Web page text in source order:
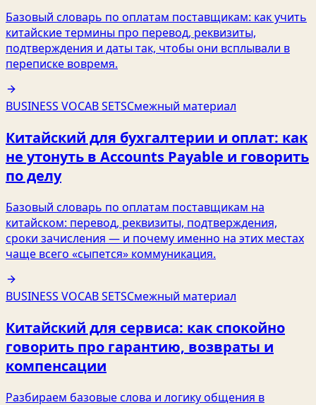
Базовый словарь по оплатам поставщикам: как учить
китайские термины про перевод, реквизиты,
подтверждения и даты так, чтобы они всплывали в
переписке вовремя.
BUSINESS VOCAB SETSСмежный материал
Китайский для бухгалтерии и оплат: как
не утонуть в Accounts Payable и говорить
по делу
Базовый словарь по оплатам поставщикам на
китайском: перевод, реквизиты, подтверждения,
сроки зачисления — и почему именно на этих местах
чаще всего «сыпется» коммуникация.
BUSINESS VOCAB SETSСмежный материал
Китайский для сервиса: как спокойно
говорить про гарантию, возвраты и
компенсации
Разбираем базовые слова и логику общения в